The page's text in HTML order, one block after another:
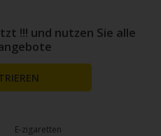
E-zigaretten
!!! und nutzen Sie alle